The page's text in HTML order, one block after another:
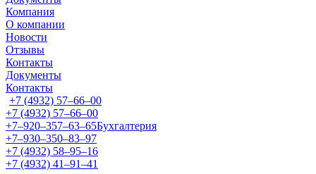
Компания
О компании
Новости
Отзывы
Контакты
Документы
Контакты
+7 (4932) 57‒66‒00
+7 (4932) 57‒66‒00
+7‒920‒357‒63‒65Бухгалтерия
+7‒930‒350‒83‒97
+7 (4932) 58‒95‒16
+7 (4932) 41‒91‒41